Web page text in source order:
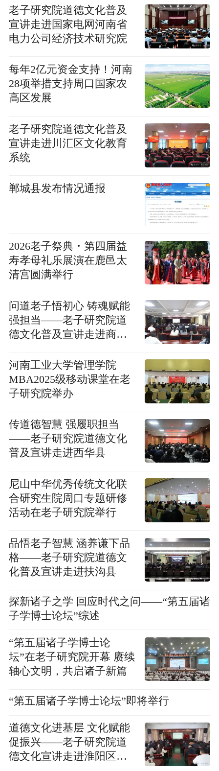
老子研究院道德文化普及
宣讲走进国家电网河南省
电力公司经济技术研究院
每年2亿元资金支持！河南
28项举措支持周口国家农
高区发展
老子研究院道德文化普及
宣讲走进川汇区文化教育
系统
郸城县发布情况通报
2026老子祭典・第四届益
寿孝母礼乐展演在鹿邑太
清宫圆满举行
问道老子悟初心 铸魂赋能
强担当——老子研究院道
德文化普及宣讲走进商水
河南工业大学管理学院
MBA2025级移动课堂在老
子研究院举办
传道德智慧 强履职担当
——老子研究院道德文化
普及宣讲走进西华县
尼山中华优秀传统文化联
合研究生院周口专题研修
活动在老子研究院举行
品悟老子智慧 涵养谦下品
格——老子研究院道德文
化普及宣讲走进扶沟县
探新诸子之学 回应时代之问——“第五届诸
子学博士论坛”综述
“第五届诸子学博士论
坛”在老子研究院开幕 赓续
轴心文明，共启诸子新篇
“第五届诸子学博士论坛”即将举行
道德文化进基层 文化赋能
促振兴——老子研究院道
德文化宣讲走进淮阳区王